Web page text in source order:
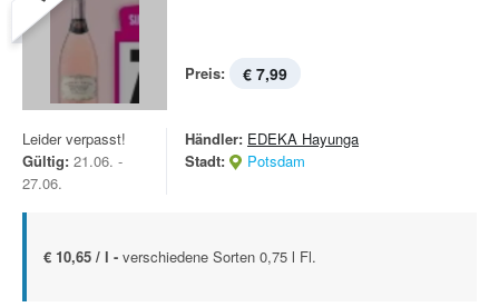
Preis: € 7,99
Leider verpasst!
Gültig: 21.06. -
27.06.
Händler: EDEKA Hayunga
Stadt:
Potsdam
€ 10,65 / l - verschiedene Sorten 0,75 l Fl.